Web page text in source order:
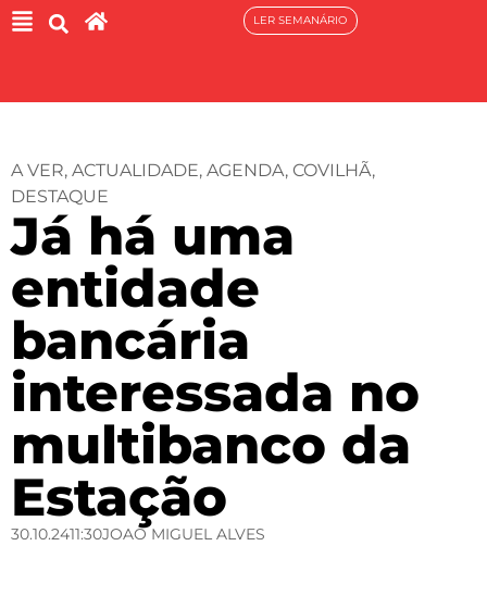
LER SEMANÁRIO
A VER, ACTUALIDADE, AGENDA, COVILHÃ,
DESTAQUE
Já há uma
entidade
bancária
interessada no
multibanco da
Estação
30.10.2411:30JOAO MIGUEL ALVES